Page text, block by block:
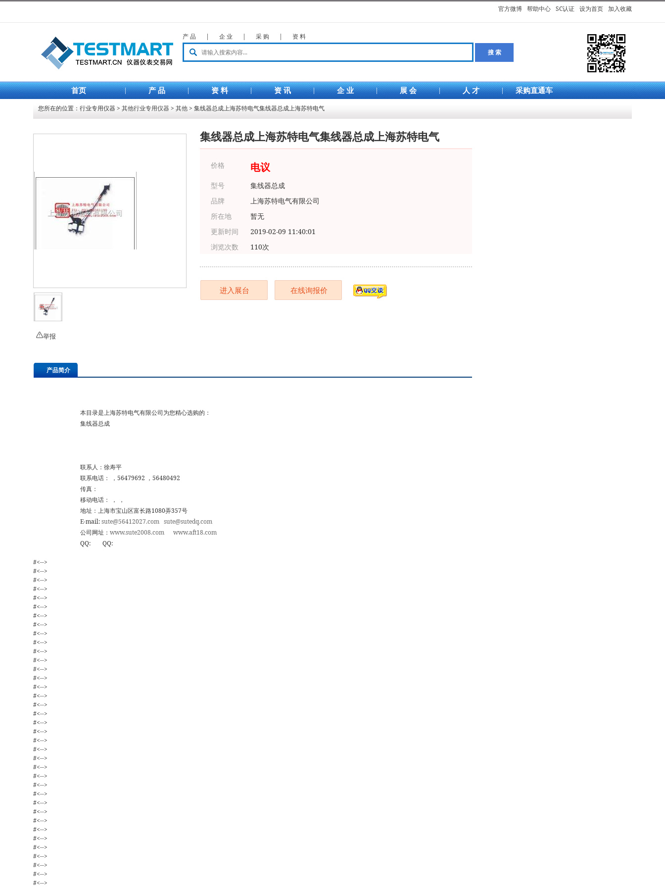
官方微博 帮助中心 SC认证 设为首页 加入收藏
产 品 | 企 业 | 采 购 | 资 料
首页 | 产 品 | 资 料 | 资 讯 | 企 业 | 展 会 | 人 才 | 采购直通车
您所在的位置： 行业专用仪器> 其他行业专用仪器> 其他> 集线器总成上海苏特电气集线器总成上海苏特电气
举报
集线器总成上海苏特电气集线器总成上海苏特电气
价格 电议
型号
集线器总成
品牌
上海苏特电气有限公司
所在地
暂无
更新时间
2019-02-09 11:40:01
浏览次数
110次
进入展台
产品简介
本目录是上海苏特电气有限公司为您精心选购的：
集线器总成
联系人：徐寿平
联系电话： ，56479692 ，56480492
传真：
移动电话： ， ，
地址：上海市宝山区富长路1080弄357号
E-mail:sute@56412027.com sute@sutedq.com
公司网址： www.sute2008.com
www.aft18.com
QQ: QQ:
#<-->
#<-->
#<-->
#<-->
#<-->
#<-->
#<-->
#<-->
#<-->
#<-->
#<-->
#<-->
#<-->
#<-->
#<-->
#<-->
#<-->
#<-->
#<-->
#<-->
#<-->
#<-->
#<-->
#<-->
#<-->
#<-->
#<-->
#<-->
#<-->
#<-->
#<-->
#<-->
#<-->
#<-->
#<-->
#<-->
#<-->